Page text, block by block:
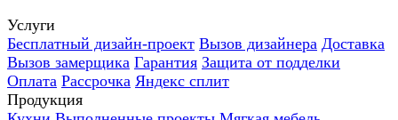
Услуги
Бесплатный дизайн-проект Вызов дизайнера Доставка
Вызов замерщика Гарантия Защита от подделки
Оплата Рассрочка Яндекс сплит
Продукция